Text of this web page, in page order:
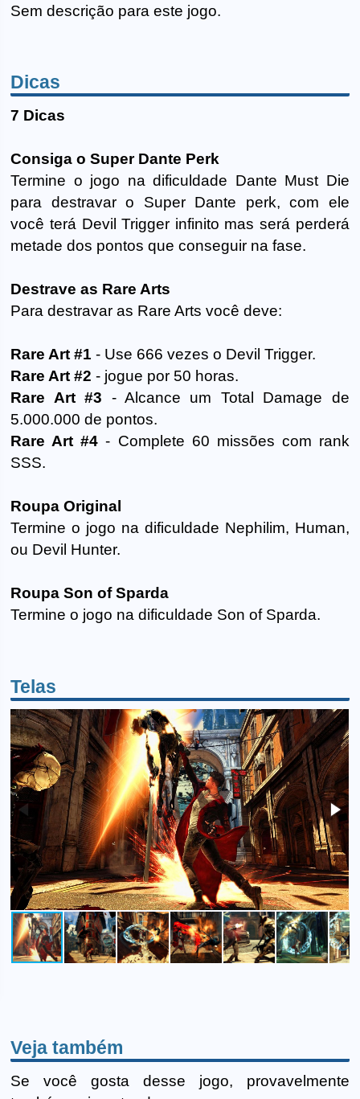
Sem descrição para este jogo.
Dicas
7 Dicas
Consiga o Super Dante Perk
Termine o jogo na dificuldade Dante Must Die
para destravar o Super Dante perk, com ele
você terá Devil Trigger infinito mas será perderá
metade dos pontos que conseguir na fase.
Destrave as Rare Arts
Para destravar as Rare Arts você deve:
Rare Art #1 - Use 666 vezes o Devil Trigger.
Rare Art #2 - jogue por 50 horas.
Rare Art #3 - Alcance um Total Damage de
5.000.000 de pontos.
Rare Art #4 - Complete 60 missões com rank
SSS.
Roupa Original
Termine o jogo na dificuldade Nephilim, Human,
ou Devil Hunter.
Roupa Son of Sparda
Termine o jogo na dificuldade Son of Sparda.
Telas
Veja também
Se você gosta desse jogo, provavelmente